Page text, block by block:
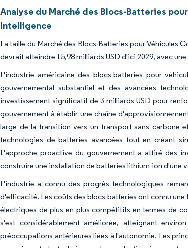
Analyse du Marché des Blocs-Batteries
Intelligence
La taille du Marché des Blocs-Batteries pour Véhicules
devrait atteindre 15,98 milliards USD d'ici 2029, avec
L'industrie américaine des blocs-batteries pour
gouvernemental substantiel et des avancées
investissement significatif de 3 milliards USD pour
gouvernement à établir une chaîne
large de la transition vers un transport sans carbone
technologies de batteries avancées tout en créant
L'approche proactive du gouvernement a attiré des
construire une installation de batteries lithium-ion d'une
L'industrie a connu des progrès technologiques
d'efficacité. Les coûts des blocs-batteries ont connu
électriques de plus en plus compétitifs en termes de
s'est considérablement améliorée, atteignant
préoccupations antérieures liées à l'autonomie. Les